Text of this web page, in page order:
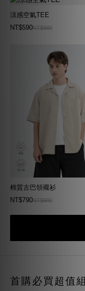
涼感空氣TEE
NT$590NT$980
棉質古巴領襯衫
NT$790NT$980
首購必買超值組